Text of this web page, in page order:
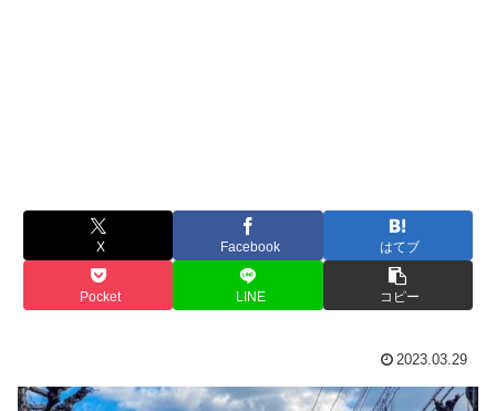
X Facebook はてブ
Pocket LINE コピー
2023.03.29